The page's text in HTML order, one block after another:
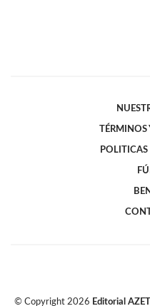
TÉRMINOS
© Copyright 2026 Editorial